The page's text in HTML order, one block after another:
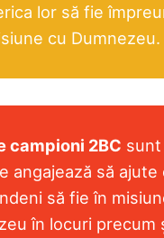
lor să fie
cu Dumnezeu.
campioni 2BC
angajează să ajute
să fie în
în locuri precum